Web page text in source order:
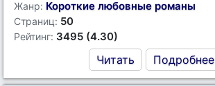
Жанр: Короткие любовные романы
Страниц: 50
Рейтинг: 3495 (4.30)
Читать Подробнее